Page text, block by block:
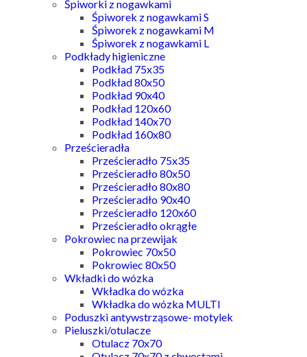
Śpiworki z nogawkami
Śpiworek z nogawkami S
Śpiworek z nogawkami M
Śpiworek z nogawkami L
Podkłady higieniczne
Podkład 75x35
Podkład 80x50
Podkład 90x40
Podkład 120x60
Podkład 140x70
Podkład 160x80
Prześcieradła
Prześcieradło 75x35
Prześcieradło 80x50
Prześcieradło 80x80
Prześcieradło 90x40
Prześcieradło 120x60
Prześcieradło okrągłe
Pokrowiec na przewijak
Pokrowiec 70x50
Pokrowiec 80x50
Wkładki do wózka
Wkładka do wózka
Wkładka do wózka MULTI
Poduszki antywstrząsowe- motylek
Pieluszki/otulacze
Otulacz 70x70